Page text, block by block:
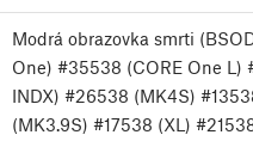
Modrá obrazovka smrti
One) #35538 (CORE One L)
INDX) #26538 (MK4S)
(MK3.9S) #17538 (XL)